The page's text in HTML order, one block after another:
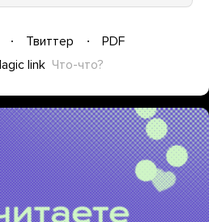
Твиттер
PDF
link Что-что?